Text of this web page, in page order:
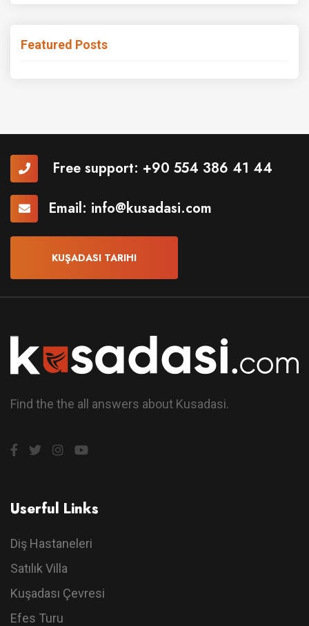
Featured Posts
Free support: +90 554 386 41 44
Email: info@kusadasi.com
KUŞADASI TARIHI
Find the the all answers about Kusadasi.
Userful Links
Diş Hastaneleri
Satılık Villa
Kuşadası Çevresi
Efes Turu